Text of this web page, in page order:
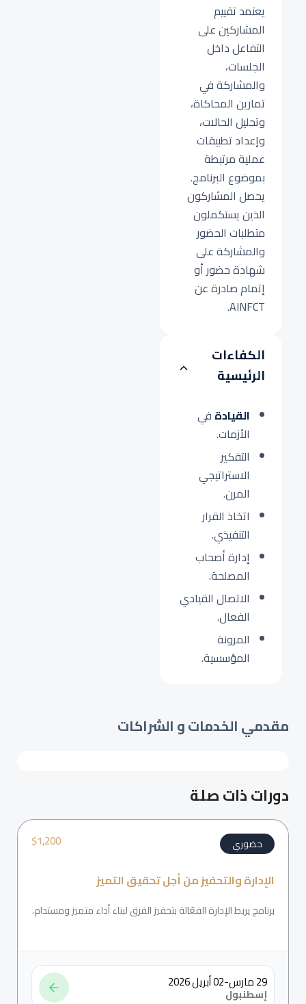
يعتمد تقييم
المشاركين على
التفاعل داخل
الجلسات،
والمشاركة في
تمارين المحاكاة،
وتحليل الحالات،
وإعداد تطبيقات
عملية مرتبطة
بموضوع البرنامج.
يحصل المشاركون
الذين يستكملون
متطلبات الحضور
والمشاركة على
شهادة حضور أو
إتمام صادرة عن
AINFCT.
الكفاءات
الرئيسية
القيادة في
الأزمات.
التفكير
الاستراتيجي
المرن.
اتخاذ القرار
التنفيذي.
إدارة أصحاب
المصلحة.
الاتصال القيادي
الفعال.
المرونة
المؤسسية.
مقدمي الخدمات و الشراكات
دورات ذات صلة
$1,200 حضوري
الإدارة والتحفيز من أجل تحقيق التميز
برنامج يربط الإدارة الفعّالة بتحفيز الفرق لبناء أداء متميز ومستدام.
29 مارس-02 أبريل 2026
إسطنبول